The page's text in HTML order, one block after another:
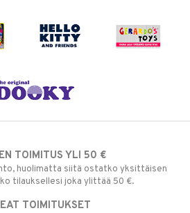
TOIMITUS YLI 50 €
huolimatta siitä ostatko yksittäisen
tilauksellesi joka ylittää 50 €.
TOIMITUKSET